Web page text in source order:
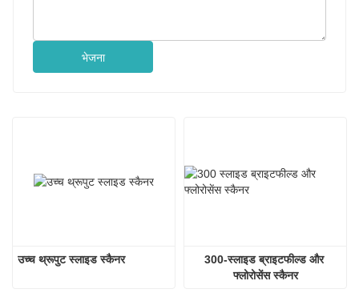
भेजना
उच्च थ्रूपुट स्लाइड स्कैनर
300-स्लाइड ब्राइटफील्ड और
फ्लोरोसेंस स्कैनर